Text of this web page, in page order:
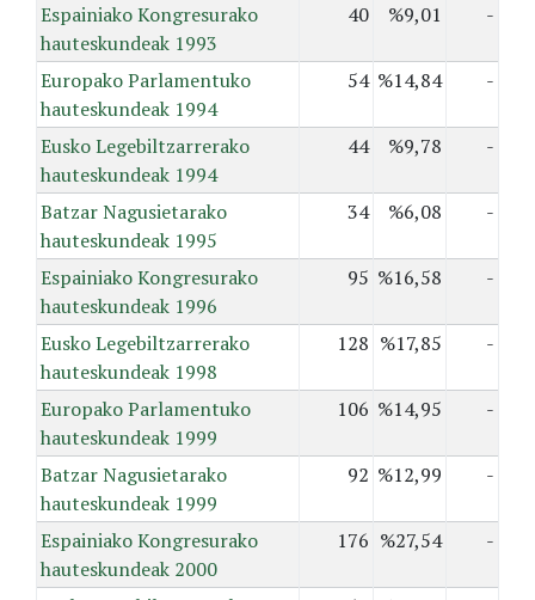
Espainiako Kongresurako
hauteskundeak 1993
40 %9,01 -
Europako Parlamentuko
hauteskundeak 1994
54 %14,84 -
Eusko Legebiltzarrerako
hauteskundeak 1994
44 %9,78 -
Batzar Nagusietarako
hauteskundeak 1995
34 %6,08 -
Espainiako Kongresurako
hauteskundeak 1996
95 %16,58 -
Eusko Legebiltzarrerako
hauteskundeak 1998
128 %17,85 -
Europako Parlamentuko
hauteskundeak 1999
106 %14,95 -
Batzar Nagusietarako
hauteskundeak 1999
92 %12,99 -
Espainiako Kongresurako
hauteskundeak 2000
176 %27,54 -